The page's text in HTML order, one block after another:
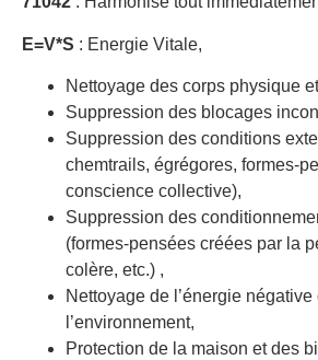
E=V*S : Energie Vitale,
Nettoyage des corps physique
Suppression des blocages
Suppression des conditions
chemtrails, égrégores, formes-
conscience collective),
Suppression des
(formes-pensées créées par la
colère, etc.) ,
Nettoyage de l’énergie négative
l’environnement,
Protection de la maison et des